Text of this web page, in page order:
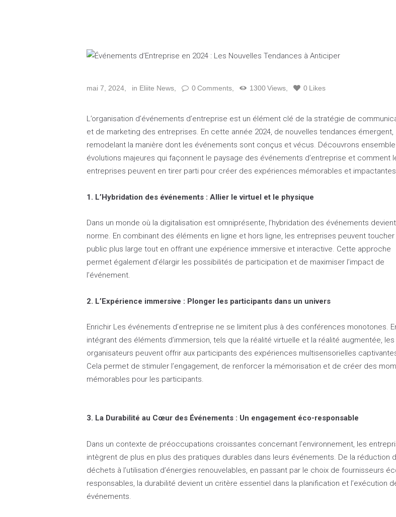
mai 7, 2024 in Eliite News 0 Comments 1300 Views 0 Likes
L’organisation d’événements d’entreprise est un élément clé de la stratégie de
et de marketing des entreprises. En cette année 2024, de nouvelles tendances émergent,
remodelant la manière dont les événements sont conçus et vécus. Découvrons
évolutions majeures qui façonnent le paysage des événements d’entreprise et comment
entreprises peuvent en tirer parti pour créer des expériences mémorables et
1. L’Hybridation des événements : Allier le virtuel et le physique
Dans un monde où la digitalisation est omniprésente, l’hybridation des événements
norme. En combinant des éléments en ligne et hors ligne, les entreprises peuvent toucher
public plus large tout en offrant une expérience immersive et interactive. Cette approche
permet également d’élargir les possibilités de participation et de maximiser l’impact de
l’événement.
2. L’Expérience immersive : Plonger les participants dans un univers
Enrichir Les événements d’entreprise ne se limitent plus à des conférences monotones.
intégrant des éléments d’immersion, tels que la réalité virtuelle et la réalité augmentée, les
organisateurs peuvent offrir aux participants des expériences multisensorielles
Cela permet de stimuler l’engagement, de renforcer la mémorisation et de créer des
mémorables pour les participants.
3. La Durabilité au Cœur des Événements : Un engagement éco-responsable
Dans un contexte de préoccupations croissantes concernant l’environnement, les
intègrent de plus en plus des pratiques durables dans leurs événements. De la réduction
déchets à l’utilisation d’énergies renouvelables, en passant par le choix de fournisseurs
responsables, la durabilité devient un critère essentiel dans la planification et l’exécution
événements.